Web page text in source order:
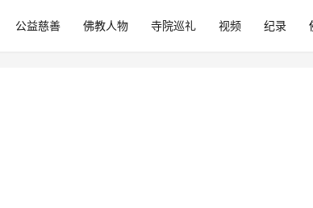
公益慈善 佛教人物 寺院巡礼 视频 纪录